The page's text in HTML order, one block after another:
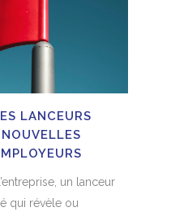
LANCEURS
un lanceur
qui révèle ou